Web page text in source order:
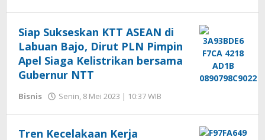
Siap Sukseskan KTT ASEAN di
Labuan Bajo, Dirut PLN Pimpin
Apel Siaga Kelistrikan bersama
Gubernur NTT
Bisnis Senin, 8 Mei 2023 | 10:37 WIB
Tren Kecelakaan Kerja